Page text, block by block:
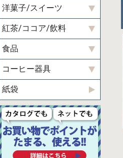
洋菓子/スイーツ
紅茶/ココア/飲料
食品
コーヒー器具
紙袋